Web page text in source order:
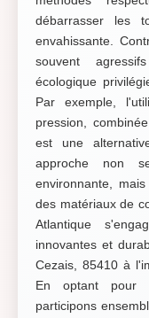
débarrasser les
envahissante.
souvent
écologique
Par exemple,
pression,
est une
approche non
environnante,
des matériaux de
Atlantique
innovantes et
Cezais, 85410 à
En optant pour
participons